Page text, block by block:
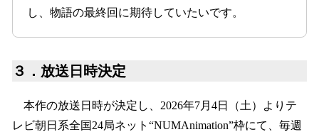
し、物語の最終回に期待していたいです。
３．放送日時決定
本作の放送日時が決定し、2026年7月4日（土）よりテ
レビ朝日系全国24局ネット“NUMAnimation”枠にて、毎週